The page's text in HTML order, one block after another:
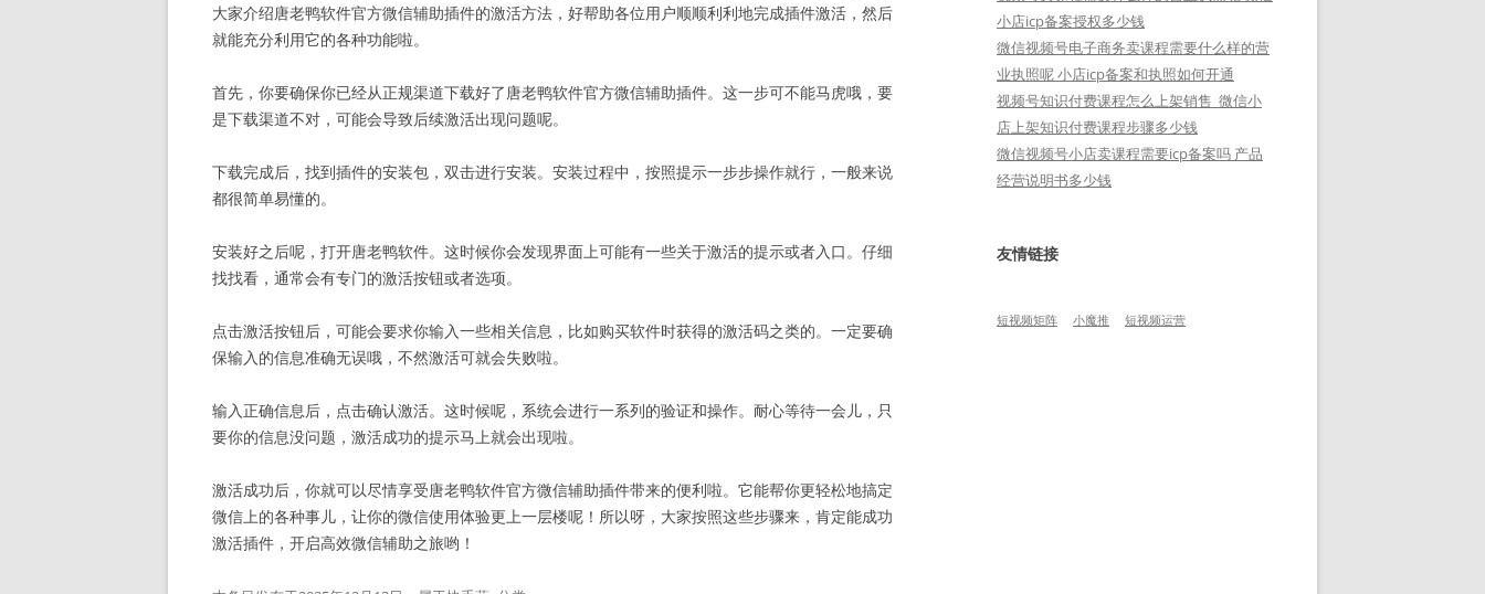
大家介绍唐老鸭软件官方微信辅助插件的激活方法，好帮助各位用户顺顺利利地完成插件激活，然后
就能充分利用它的各种功能啦。
首先，你要确保你已经从正规渠道下载好了唐老鸭软件官方微信辅助插件。这一步可不能马虎哦，要
是下载渠道不对，可能会导致后续激活出现问题呢。
下载完成后，找到插件的安装包，双击进行安装。安装过程中，按照提示一步步操作就行，一般来说
都很简单易懂的。
安装好之后呢，打开唐老鸭软件。这时候你会发现界面上可能有一些关于激活的提示或者入口。仔细
找找看，通常会有专门的激活按钮或者选项。
点击激活按钮后，可能会要求你输入一些相关信息，比如购买软件时获得的激活码之类的。一定要确
保输入的信息准确无误哦，不然激活可就会失败啦。
输入正确信息后，点击确认激活。这时候呢，系统会进行一系列的验证和操作。耐心等待一会儿，只
要你的信息没问题，激活成功的提示马上就会出现啦。
激活成功后，你就可以尽情享受唐老鸭软件官方微信辅助插件带来的便利啦。它能帮你更轻松地搞定
微信上的各种事儿，让你的微信使用体验更上一层楼呢！所以呀，大家按照这些步骤来，肯定能成功
激活插件，开启高效微信辅助之旅哟！
小店icp备案授权多少钱
微信视频号电子商务卖课程需要什么样的营
业执照呢 小店icp备案和执照如何开通
视频号知识付费课程怎么上架销售_微信小
店上架知识付费课程步骤多少钱
微信视频号小店卖课程需要icp备案吗 产品
经营说明书多少钱
友情链接
短视频矩阵 小魔推 短视频运营